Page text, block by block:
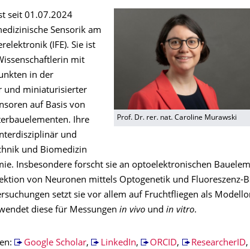
Prof. Dr. rer. nat. Caroline Murawski
seit 01.07.2024
Sensorik am
(IFE). Sie ist
mit
in der
und miniaturisierter
auf Basis von
Ihre
und
und Biomedizin
Insbesondere forscht sie an optoelektronischen
von Neuronen mittels Optogenetik und Fluoreszenz-
setzt sie vor allem auf Fruchtfliegen als
diese für Messungen in vivo und in vitro.
Google Scholar, LinkedIn, ORCID, ResearcherID,